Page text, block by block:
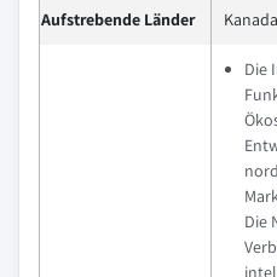
Aufstrebende Länder Kanada
Die
Die